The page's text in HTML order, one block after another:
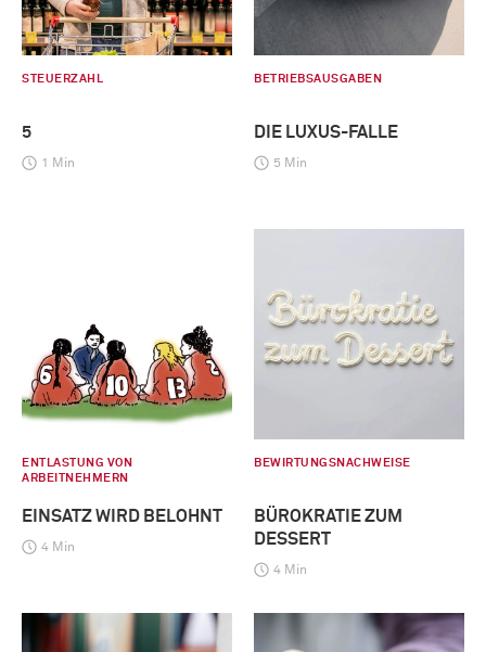
STEUERZAHL
5
1 Min
BETRIEBSAUSGABEN
DIE LUXUS-FALLE
5 Min
ENTLASTUNG VON
ARBEITNEHMERN
EINSATZ WIRD BELOHNT
4 Min
BEWIRTUNGSNACHWEISE
BÜROKRATIE ZUM
DESSERT
4 Min